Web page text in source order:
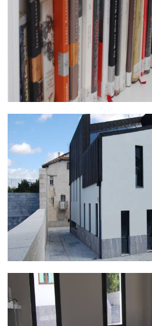
DSC_0465.jpg
DSC_0467.jpg